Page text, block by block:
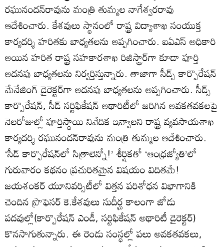
రఘునందన్‌రావును మంత్రి తుమ్మల నాగేశ్వరరావు
ఆదేశించారు. కేశవులు స్థానంలో రాష్ట్ర విద్యాశాఖ సంయుక్త
కార్యదర్శి హరితకు బాధ్యతలను అప్పగించారు. ఐఏఎస్‌ అధికారి
అయిన హరిత రాష్ట్ర సహకారశాఖ రిజిస్ట్రార్‌గా కూడా పూర్తి
అదనపు బాధ్యతలను నిర్వర్తిస్తున్నారు. తాజాగా సీడ్స్‌ కార్పొరేషన్‌
మేనేజింగ్‌ డైరెక్టర్‌గా అదనపు బాధ్యతలను అప్పగించారు. సీడ్స్‌
కార్పొరేషన్‌, సీడ్‌ సర్టిఫికేషన్‌ అథారిటీలో జరిగిన అవకతవకలపై
నెలరోజుల్లో పూర్తిస్థాయి నివేదిక ఇవ్వాలని రాష్ట్ర వ్యవసాయశాఖ
కార్యదర్శి రఘునందన్‌రావును మంత్రి తుమ్మల ఆదేశించారు.
‘సీడ్‌ కార్పొరేషన్‌లో సిత్రాలెన్నో!’ శీర్షికతో ‘ఆంధ్రజ్యోతి’లో
గురువారం కథనం ప్రచురితమైన విషయం విదితమే!
జయశంకర్‌ యూనివర్సిటీలో విత్తన పరిశోధన విభాగానికి
చెందిన ప్రొఫెసర్‌ కె.కేశవులు సుదీర్ఘ కాలంగా జోడు
పదవుల్లో(కార్పొరేషన్‌ ఎండీ, సర్టిఫికేషన్‌ అథారిటీ డైరెక్టర్‌)
కొనసాగుతున్నారు. ఈ రెండు సంస్థల్లో పలు అవకతవకలు,